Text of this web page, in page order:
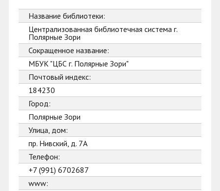
Название библиотеки:
Централизованная библиотечная система г.
Полярные Зори
Сокращенное название:
МБУК "ЦБС г. Полярные Зори"
Почтовый индекс:
184230
Город:
Полярные Зори
Улица, дом:
пр. Нивский, д. 7А
Телефон:
+7 (991) 6702687
www: